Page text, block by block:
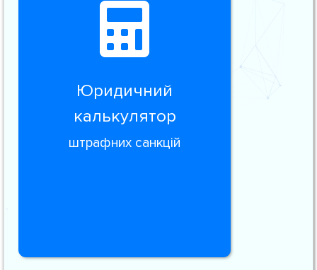
Юридичний
калькулятор
штрафних санкцій